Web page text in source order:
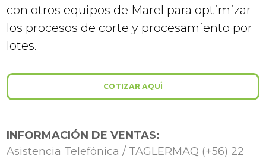
con otros equipos de Marel para optimizar
los procesos de corte y procesamiento por
lotes.
COTIZAR AQUÍ
INFORMACIÓN DE VENTAS:
Asistencia Telefónica / TAGLERMAQ (+56) 22